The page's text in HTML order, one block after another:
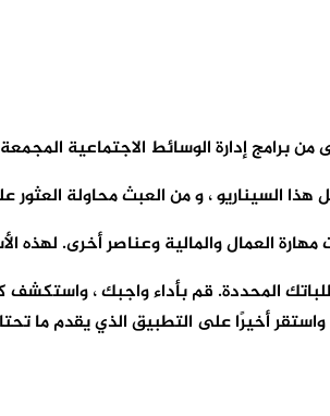
السيناريو ، و من العبث محاولة
العمال والمالية وعناصر أخرى.
المحددة. قم بأداء واجبك ،
أخيرًا على التطبيق الذي يقدم ما